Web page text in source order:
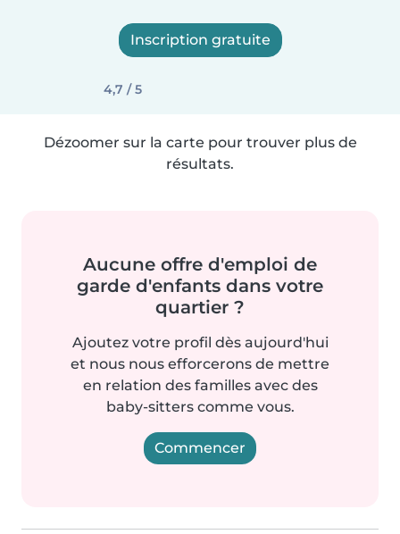
Inscription gratuite
4,7 / 5
Dézoomer sur la carte pour trouver plus de
résultats.
Aucune offre d'emploi de
garde d'enfants dans votre
quartier ?
Ajoutez votre profil dès aujourd'hui
et nous nous efforcerons de mettre
en relation des familles avec des
baby-sitters comme vous.
Commencer